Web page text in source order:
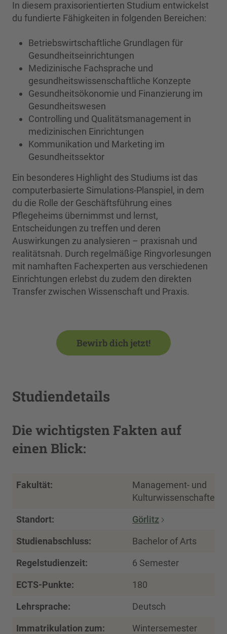
In diesem praxisorientierten Studium entwickelst
du fundierte Fähigkeiten in folgenden Bereichen:
Betriebswirtschaftliche Grundlagen für
Gesundheitseinrichtungen
Medizinische Fachsprache und
gesundheitswissenschaftliche Konzepte
Gesundheitsökonomie und Finanzierung im
Gesundheitswesen
Controlling und Qualitätsmanagement in
medizinischen Einrichtungen
Kommunikation und Marketing im
Gesundheitssektor
Ein besonderes Highlight des Studiums ist das
computerbasierte Simulations-Planspiel, in dem
du die Rolle der Geschäftsführung eines
Pflegeheims übernimmst und lernst,
Entscheidungen zu treffen und deren
Auswirkungen zu analysieren – praxisnah und
realitätsnah. Durch regelmäßige Ringvorlesungen
mit namhaften Fachexperten aus verschiedenen
Einrichtungen erlebst du zudem den direkten
Transfer zwischen Wissenschaft und Praxis.
Bewirb dich jetzt!
Studiendetails
Die wichtigsten Fakten auf
einen Blick:
Fakultät:
Management- und
Kulturwissenschaften
Standort: Görlitz
Studienabschluss: Bachelor of Arts
Regelstudienzeit: 6 Semester
ECTS-Punkte: 180
Lehrsprache: Deutsch
Immatrikulation zum: Wintersemester